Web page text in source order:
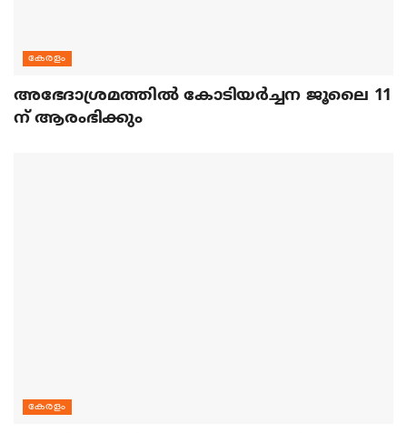
കേരളം
അഭേദാശ്രമത്തില്‍ കോടിയര്‍ച്ചന ജൂലൈ 11
ന് ആരംഭിക്കും
കേരളം